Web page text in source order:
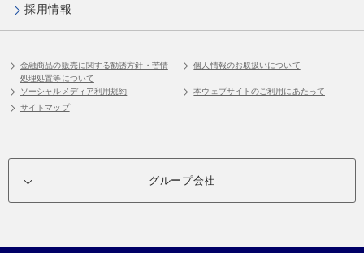
採用情報
金融商品の販売に関する勧誘方針・苦情
処理処置等について
個人情報のお取扱いについて
ソーシャルメディア利用規約
本ウェブサイトのご利用にあたって
サイトマップ
グループ会社